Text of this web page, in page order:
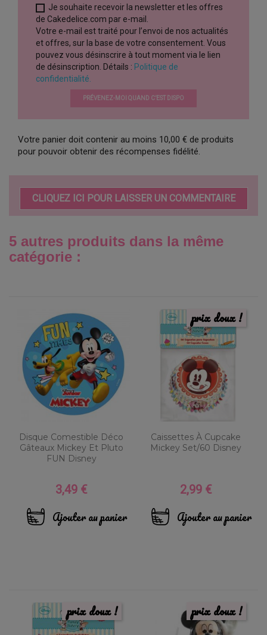
Je souhaite recevoir la newsletter et les offres
de Cakedelice.com par e-mail.
Votre e-mail est traité pour l’envoi de nos actualités
et offres, sur la base de votre consentement. Vous
pouvez vous désinscrire à tout moment via le lien
de désinscription. Détails : Politique de
confidentialité.
PRÉVENEZ-MOI QUAND C’EST DISPO
Votre panier doit contenir au moins 10,00 € de produits
pour pouvoir obtenir des récompenses fidélité.
CLIQUEZ ICI POUR LAISSER UN COMMENTAIRE
5 autres produits dans la même
catégorie :
Disque Comestible Déco
Gâteaux Mickey Et Pluto
FUN Disney
Prix
3,49 €
Ajouter au panier
Caissettes À Cupcake
Mickey Set/60 Disney
Prix
2,99 €
Ajouter au panier
prix doux !
prix doux ! prix doux !